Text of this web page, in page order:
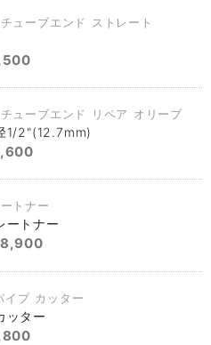
ューブエンド ストレート
ューブエンド リペア オリーブ
1/2"(12.7mm)
トナー
ートナー
イプ カッター
ッター